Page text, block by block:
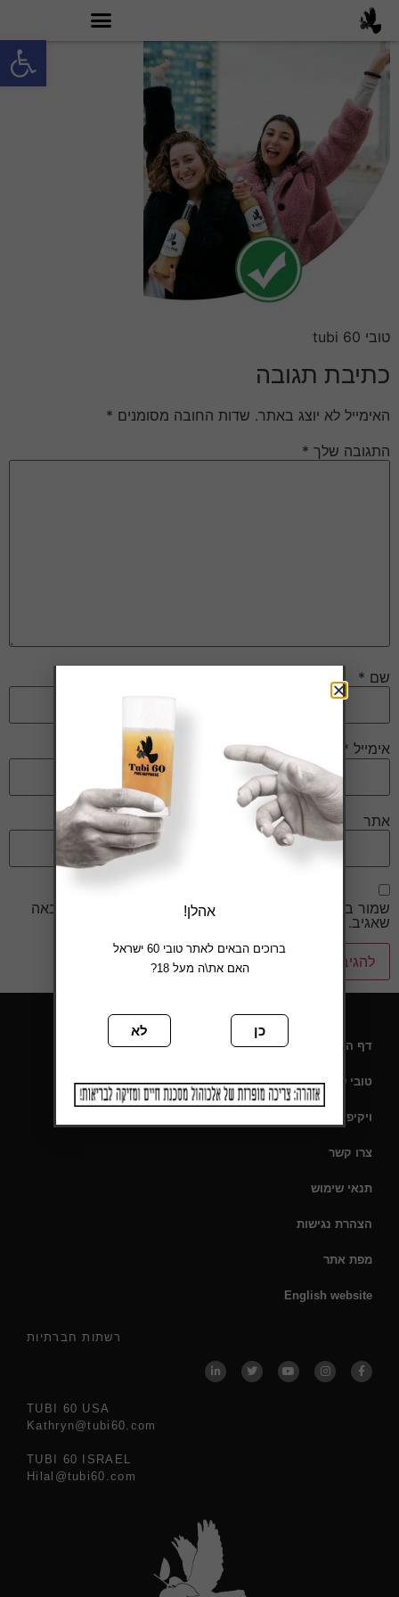
פתח
טובי 60 tubi
כתיבת תגובה
האימייל לא יוצג באתר. שדות החובה מסומנים *
התגובה שלך *
שם *
אימייל *
אתר
שמור בדפדפן זה את השם, האימייל והאתר שלי לפעם הבאה
שאגיב.
רשתות חברתיות
TUBI 60 USA
Kathryn@tubi60.com
TUBI 60 ISRAEL
Hilal@tubi60.com
דף הבית
טובי 60 – תעודת כשרות
ויקיפדיה
צרו קשר
תנאי שימוש
הצהרת נגישות
מפת אתר
English website
אהלן!
ברוכים הבאים לאתר טובי 60 ישראל
האם את\ה מעל 18?
כן לא